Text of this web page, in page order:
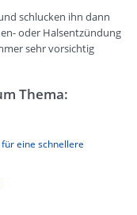
schlucken ihn dann
oder Halsentzündung
sehr vorsichtig
Thema:
eine schnellere